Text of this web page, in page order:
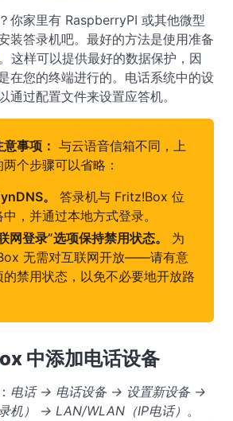
你家里有 RaspberryPI 或其他微型
装答录机吧。最好的方法是使用准备
。这样可以提供最好的数据保护，因
在您的终端进行的。电话系统中的设
通过配置文件来设置应答机。
事项： 与云语音信箱不同，上
个步骤可以省略：
。
答录机与 Fritz!Box 位
，并通过本地方式登录。
网登录”选项保持禁用状态。
为
无需对互联网开放——请有意
禁用状态，以免不必要地开放路
中添加电话设备
电话 → 电话设备 → 设置新设备 →
机） → LAN/WLAN（IP电话） 。